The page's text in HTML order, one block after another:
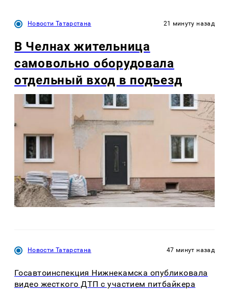
Новости Татарстана 21 минуту назад
В Челнах жительница
самовольно оборудовала
отдельный вход в подъезд
Новости Татарстана 47 минут назад
Госавтоинспекция Нижнекамска опубликовала
видео жесткого ДТП с участием питбайкера